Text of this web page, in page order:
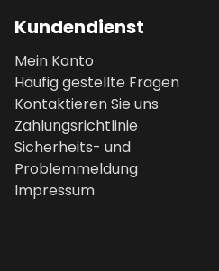
Kundendienst
Mein Konto
Häufig gestellte Fragen
Kontaktieren Sie uns
Zahlungsrichtlinie
Sicherheits- und
Problemmeldung
Impressum